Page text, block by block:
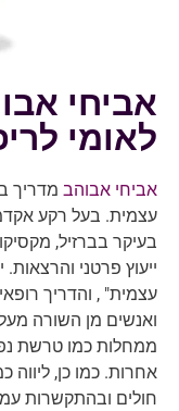
אביחי
לאומי
אביחי אבוהב מדריך
עצמית. בעל רקע
בעיקר בברזיל,
ייעוץ פרטני
עצמית" , והדריך
ממחלות כמו טרשת
אחרות. כמו כן,
חולים ובהתקשרות